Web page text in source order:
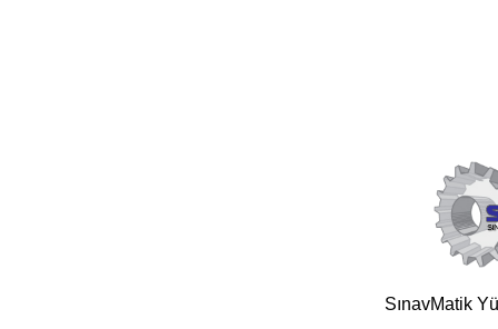
SınavMatik